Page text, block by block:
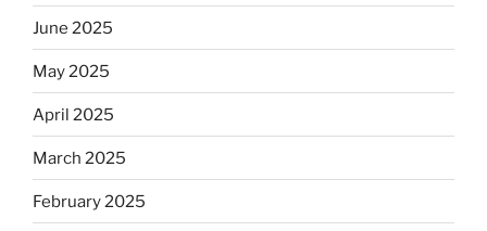
June 2025
May 2025
April 2025
March 2025
February 2025